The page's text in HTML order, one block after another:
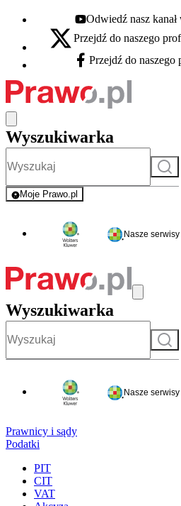
Youtube - otwiera się w nowej
Odwiedź nasz
X - otwiera się w nowej karcie
Przejdź do naszego
Facebook - otwiera się w nowej
Przejdź do naszego
Wyszukiwarka
Szukaj
Moje Prawo.pl
- rejestracja i logowanie do serwisu
Nasze serwisy
Wyszukiwarka
Szukaj
Nasze serwisy
Prawnicy i sądy
Podatki
PIT
CIT
VAT